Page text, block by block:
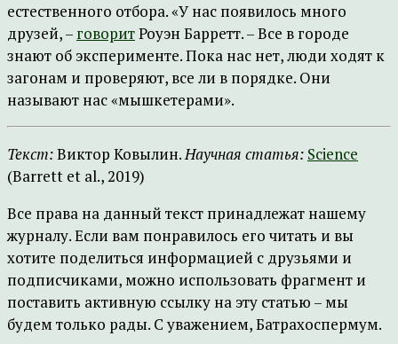
естественного отбора. «У нас появилось много
друзей, – говоритРоуэн Барретт. – Все в городе
знают об эксперименте. Пока нас нет, люди ходят к
загонам и проверяют, все ли в порядке. Они
называют нас «мышкетерами».
Текст:Виктор Ковылин.Научная статья: Science
(Barrett et al., 2019)
Все права на данный текст принадлежат нашему
журналу. Если вам понравилось его читать и вы
хотите поделиться информацией с друзьями и
подписчиками, можно использовать фрагмент и
поставить активную ссылку на эту статью – мы
будем только рады. С уважением, Батрахоспермум.